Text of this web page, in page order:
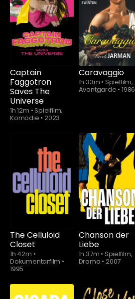
Schauen Sie
ab$5.90
Captain
Faggotron
Saves The
Universe
1h 12m • Spielfilm,
Komödie • 2023
Schauen Sie
ab$5.90
Caravaggio
1h 33m • Spielfilm,
Avantgarde • 1986
Schauen Sie
ab$5.90
The Celluloid
Closet
1h 42m •
Dokumentarfilm •
1995
Chanson der
Liebe
1h 37m • Spielfilm,
Drama • 2007